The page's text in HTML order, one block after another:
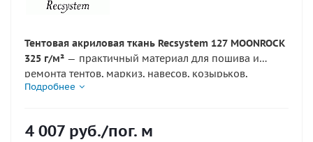
Тентовая акриловая ткань Recsystem 127 MOONROCK
325 г/м² — практичный материал для пошива и
ремонта тентов, маркиз, навесов, козырьков,
уличных штор, защитных экранов и лодочных
г/м², акриловое покрытие с одной стороны, защиту
Подробнее
4 007 руб./пог. м